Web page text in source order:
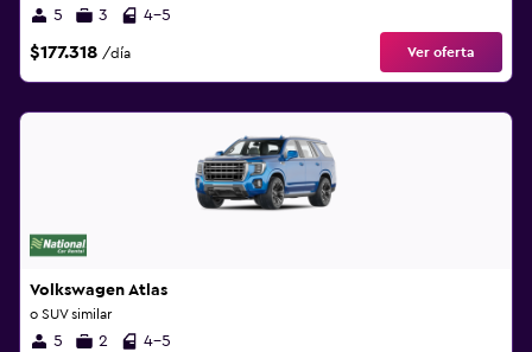
5 3 4-5
$177.318 /día Ver oferta
Volkswagen Atlas
o SUV similar
5 2 4-5